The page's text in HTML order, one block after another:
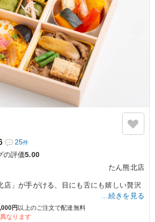
かくて美味しかったと参加者の方々が言
ゲットだとちょっと固いと思うことがあ
今回のパンのチョイスは良かったと思い
したいです。
・セミナー›ランチミーティング
03/26
25件
の評価5.00
たん熊北店
店」が手がける、目にも舌にも嬉しい贅沢
っくりと煮込んだすき焼きごはんや、華
に仕上げたちらし寿司と、二つの味わいを
…続きを見る
円 以上のご注文で配達無料
なります